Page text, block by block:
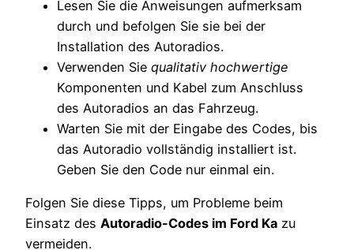
Lesen Sie die Anweisungen aufmerksam
durch und befolgen Sie sie bei der
Installation des Autoradios.
Verwenden Sie qualitativ hochwertige
Komponenten und Kabel zum Anschluss
des Autoradios an das Fahrzeug.
Warten Sie mit der Eingabe des Codes, bis
das Autoradio vollständig installiert ist.
Geben Sie den Code nur einmal ein.
Folgen Sie diese Tipps, um Probleme beim
Einsatz des Autoradio-Codes im Ford Ka zu
vermeiden.